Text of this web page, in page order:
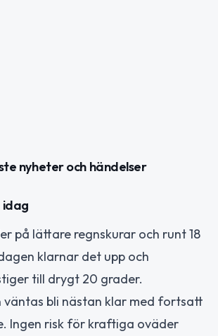
nyheter och händelser
idag
på lättare regnskurar och runt 18
klarnar det upp och
till drygt 20 grader.
bli nästan klar med fortsatt
Ingen risk för kraftiga oväder